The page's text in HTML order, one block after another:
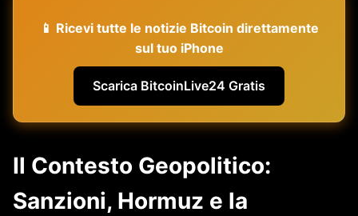
📱 Ricevi tutte le notizie Bitcoin direttamente
sul tuo iPhone
Scarica BitcoinLive24 Gratis
Il Contesto Geopolitico:
Sanzioni, Hormuz e la